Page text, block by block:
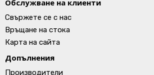
Обслужване на клиенти
Свържете се с нас
Връщане на стока
Карта на сайта
Допълнения
Производители